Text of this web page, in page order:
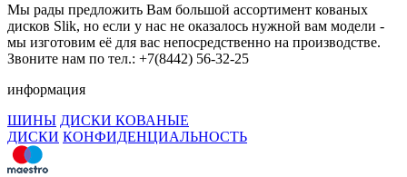
Мы рады предложить Вам большой ассортимент кованых
дисков Slik, но если у нас не оказалось нужной вам модели -
мы изготовим её для вас непосредственно на производстве.
Звоните нам по тел.: +7(8442) 56-32-25
информация
ШИНЫ ДИСКИ КОВАНЫЕ
ДИСКИ КОНФИДЕНЦИАЛЬНОСТЬ